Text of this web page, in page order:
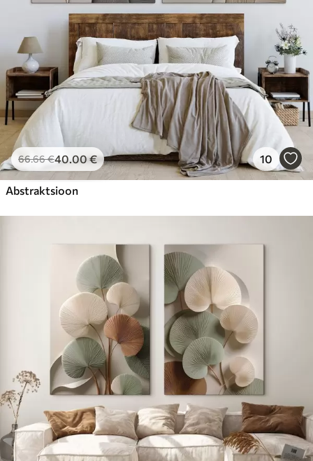
66.66€40.00€ 10
Abstraktsioon